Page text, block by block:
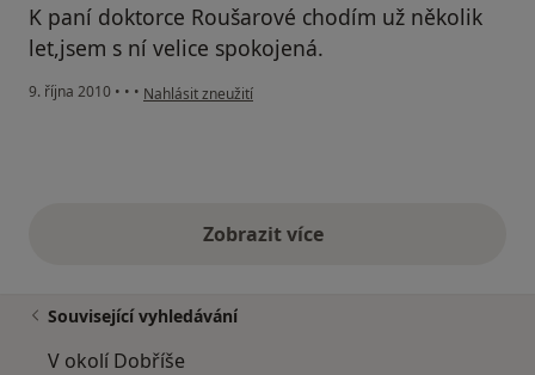
K paní doktorce Roušarové chodím už několik
let,jsem s ní velice spokojená.
9. října 2010 • • • podle názoru uživatele Pacient
Nahlásit zneužití
Zobrazit vícevýše uvedené názory
Související vyhledávání
V okolí Dobříše